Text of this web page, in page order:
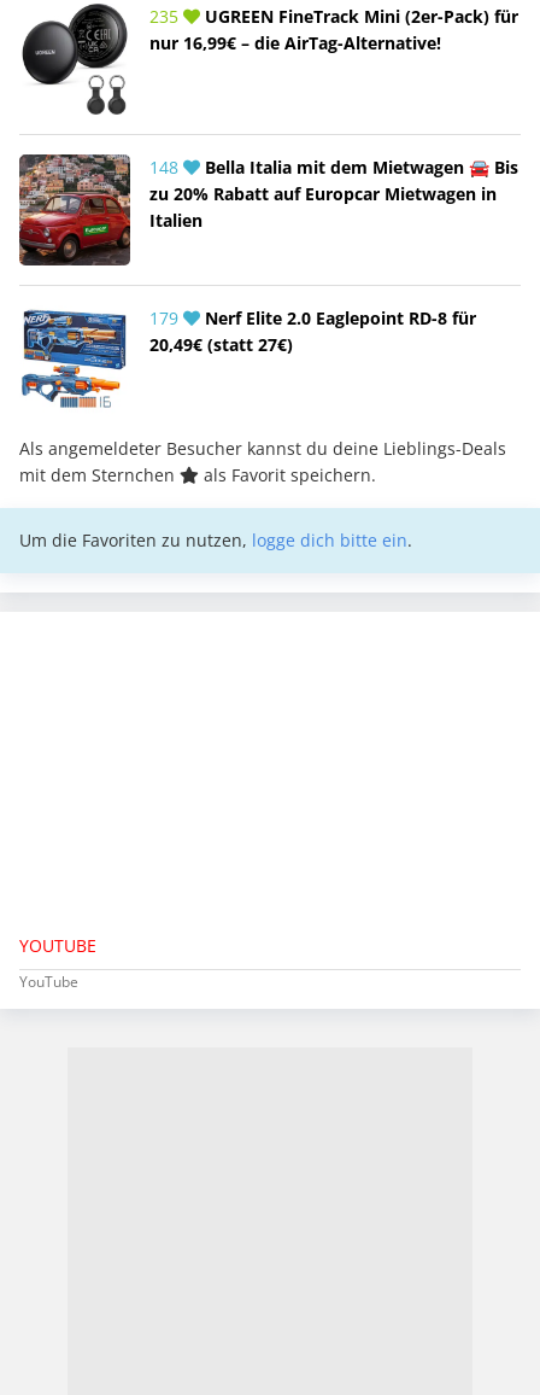
235
UGREEN FineTrack Mini (2er-Pack) für
nur 16,99€ – die AirTag-Alternative!
148
Bella Italia mit dem Mietwagen 🚘 Bis
zu 20% Rabatt auf Europcar Mietwagen in
Italien
179
Nerf Elite 2.0 Eaglepoint RD-8 für
20,49€ (statt 27€)
Als angemeldeter Besucher kannst du deine Lieblings-Deals
mit dem Sternchen
als Favorit speichern.
Um die Favoriten zu nutzen, logge dich bitte ein.
YOUTUBE
YouTube